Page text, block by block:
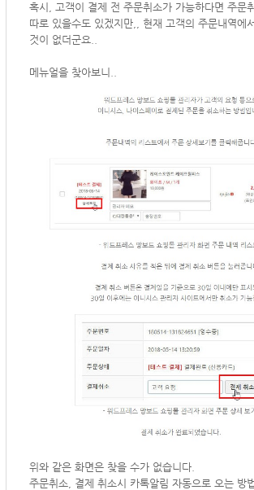
혹시, 고객이 결제 전 주문취소가 가능하다면 주문
따로 있을수도 있겠지만,, 현재 고객의 주문내역에
것이 없더군요..
메뉴얼을 찾아보니..
위와 같은 화면은 찾을 수가 없습니다.
주문취소, 결제 취소시 카톡알림 자동으로 오는 방